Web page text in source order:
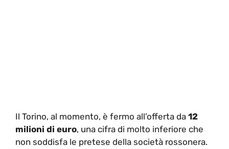
Il Torino, al momento, è fermo all’offerta da 12
milioni di euro, una cifra di molto inferiore che
non soddisfa le pretese della società rossonera.